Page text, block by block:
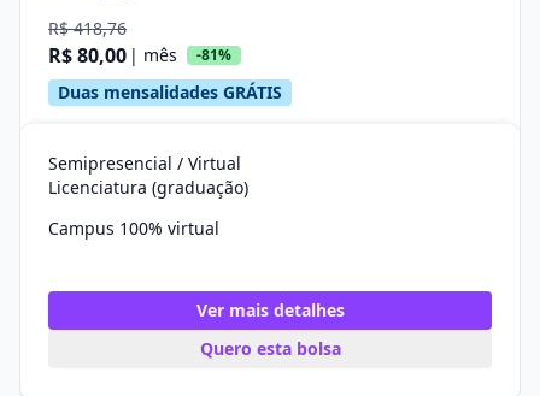
R$ 418,76
R$ 80,00 | mês -81%
Duas mensalidades GRÁTIS
Semipresencial / Virtual
Licenciatura (graduação)
Campus 100% virtual
Ver mais detalhes
Quero esta bolsa